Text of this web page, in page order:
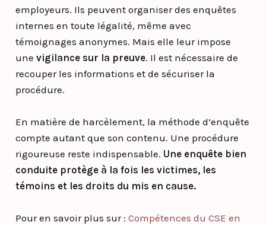
employeurs. Ils peuvent organiser des enquêtes
internes en toute légalité, même avec
témoignages anonymes. Mais elle leur impose
unevigilance sur la preuve. Il est nécessaire de
recouper les informations et de sécuriser la
procédure.
En matière de harcèlement, la méthode d’enquête
compte autant que son contenu. Une procédure
rigoureuse reste indispensable. Une enquête bien
conduite protège à la fois les victimes, les
témoins et les droits du mis en cause.
Pour en savoir plus sur :Compétences du CSE en